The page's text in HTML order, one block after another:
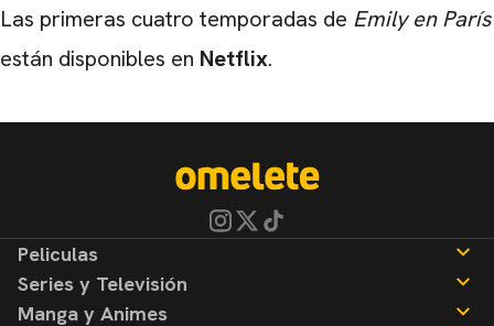
Las primeras cuatro temporadas de Emily en París
están disponibles en Netflix.
Peliculas
Noticias
Reseñas
Series y Televisión
Manga y Animes